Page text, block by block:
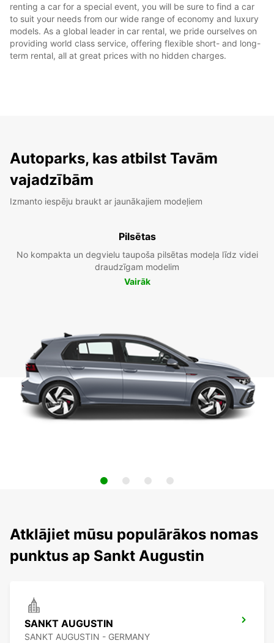
renting a car for a special event, you will be sure to find a car
to suit your needs from our wide range of economy and luxury
models. As a global leader in car rental, we pride ourselves on
providing world class service, offering flexible short- and long-
term rental, all at great prices with no hidden charges.
Autoparks, kas atbilst Tavām
vajadzībām
Izmanto iespēju braukt ar jaunākajiem modeļiem
Pilsētas
No kompakta un degvielu taupoša pilsētas modeļa līdz videi
draudzīgam modelim
Vairāk
Atklājiet mūsu populārākos nomas
punktus ap Sankt Augustin
SANKT AUGUSTIN
SANKT AUGUSTIN - GERMANY